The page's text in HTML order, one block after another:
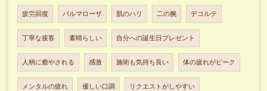
疲労回復 パルマローザ 肌のハリ 二の腕 デコルテ
丁寧な接客 素晴らしい 自分への誕生日プレゼント
人柄に癒やされる 感激 施術も気持ち良い 体の疲れがピーク
メンタルの疲れ 優しい口調 リクエストがしやすい